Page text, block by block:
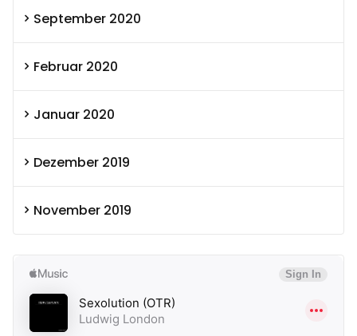
September 2020
Februar 2020
Januar 2020
Dezember 2019
November 2019